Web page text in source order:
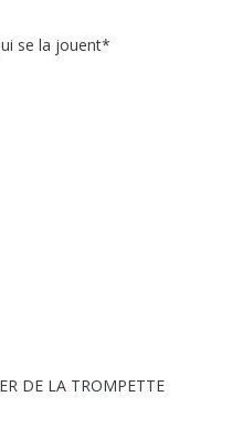
se la jouent*
DE LA TROMPETTE